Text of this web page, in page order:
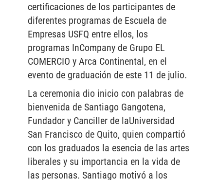
certificaciones de los participantes de
diferentes programas de Escuela de
Empresas USFQ entre ellos, los
programas InCompany de Grupo EL
COMERCIO y Arca Continental, en el
evento de graduación de este 11 de julio.
La ceremonia dio inicio con palabras de
bienvenida de Santiago Gangotena,
Fundador y Canciller de laUniversidad
San Francisco de Quito, quien compartió
con los graduados la esencia de las artes
liberales y su importancia en la vida de
las personas. Santiago motivó a los